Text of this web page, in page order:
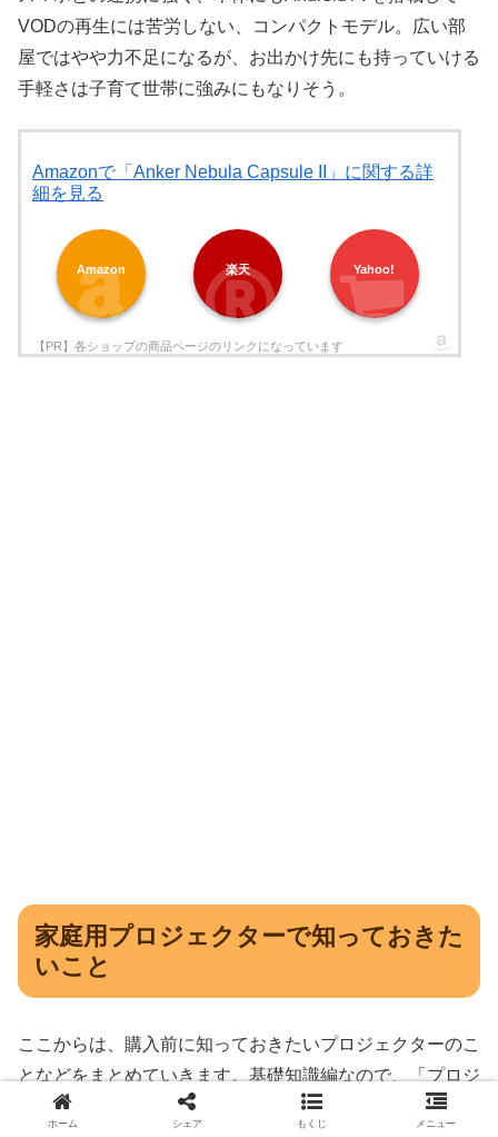
VODの再生には苦労しない、コンパクトモデル。広い部
屋ではやや力不足になるが、お出かけ先にも持っていける
手軽さは子育て世帯に強みにもなりそう。
Amazonで「Anker Nebula Capsule II」に関する詳
細を見る
Amazon 楽天 Yahoo!
家庭用プロジェクターで知っておきた
いこと
ここからは、購入前に知っておきたいプロジェクターのこ
となどをまとめていきます。基礎知識編なので、「プロジ
ェクターのことが知りたい！」という方の役には立ちます
ホーム シェア もくじ メニュー